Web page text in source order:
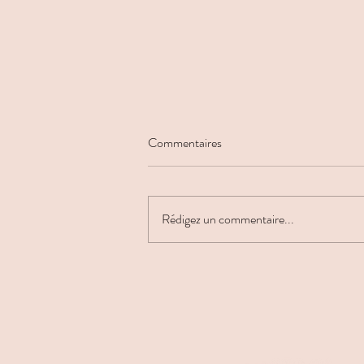
Commentaires
Rédigez un commentaire...